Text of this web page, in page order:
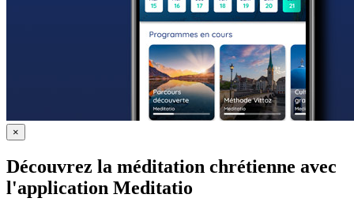
×
Découvrez la méditation chrétienne avec
l'application Meditatio